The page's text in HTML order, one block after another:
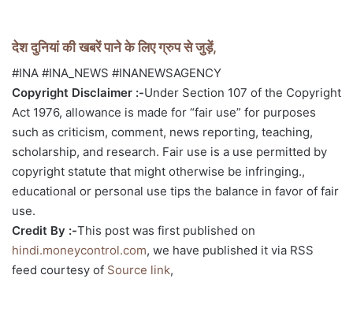
देश दुनियां की खबरें पाने के लिए ग्रुप से जुड़ें,
#INA #INA_NEWS #INANEWSAGENCY
Copyright Disclaimer :-Under Section 107 of the Copyright
Act 1976, allowance is made for “fair use” for purposes
such as criticism, comment, news reporting, teaching,
scholarship, and research. Fair use is a use permitted by
copyright statute that might otherwise be infringing.,
educational or personal use tips the balance in favor of fair
use.
Credit By :-This post was first published on
hindi.moneycontrol.com, we have published it via RSS
feed courtesy of Source link,